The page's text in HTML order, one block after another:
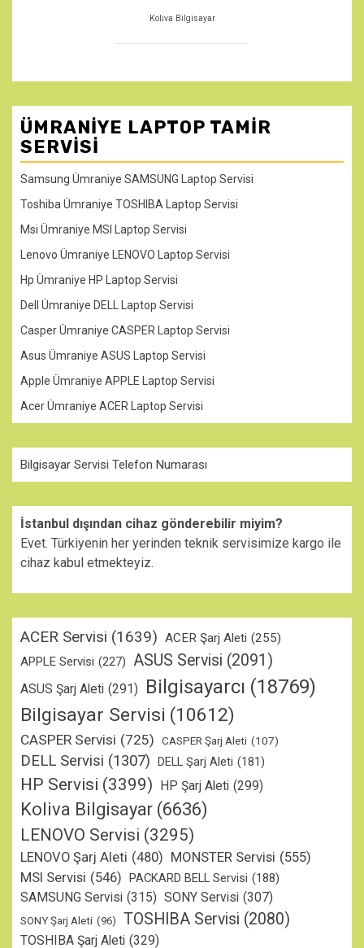
Koliva Bilgisayar
ÜMRANIYE LAPTOP TAMIR
SERVISI
Samsung Ümraniye SAMSUNG Laptop Servisi
Toshiba Ümraniye TOSHIBA Laptop Servisi
Msi Ümraniye MSI Laptop Servisi
Lenovo Ümraniye LENOVO Laptop Servisi
Hp Ümraniye HP Laptop Servisi
Dell Ümraniye DELL Laptop Servisi
Casper Ümraniye CASPER Laptop Servisi
Asus Ümraniye ASUS Laptop Servisi
Apple Ümraniye APPLE Laptop Servisi
Acer Ümraniye ACER Laptop Servisi
Bilgisayar Servisi Telefon Numarası
İstanbul dışından cihaz gönderebilir miyim?
Evet. Türkiyenin her yerinden teknik servisimize kargo ile
cihaz kabul etmekteyiz.
ACER Servisi (1639) ACER Şarj Aleti (255)
APPLE Servisi (227) ASUS Servisi (2091)
ASUS Şarj Aleti (291) Bilgisayarcı (18769)
Bilgisayar Servisi (10612)
CASPER Servisi (725) CASPER Şarj Aleti (107)
DELL Servisi (1307) DELL Şarj Aleti (181)
HP Servisi (3399) HP Şarj Aleti (299)
Koliva Bilgisayar (6636)
LENOVO Servisi (3295)
LENOVO Şarj Aleti (480) MONSTER Servisi (555)
MSI Servisi (546) PACKARD BELL Servisi (188)
SAMSUNG Servisi (315) SONY Servisi (307)
SONY Şarj Aleti (96) TOSHIBA Servisi (2080)
TOSHIBA Şarj Aleti (329)